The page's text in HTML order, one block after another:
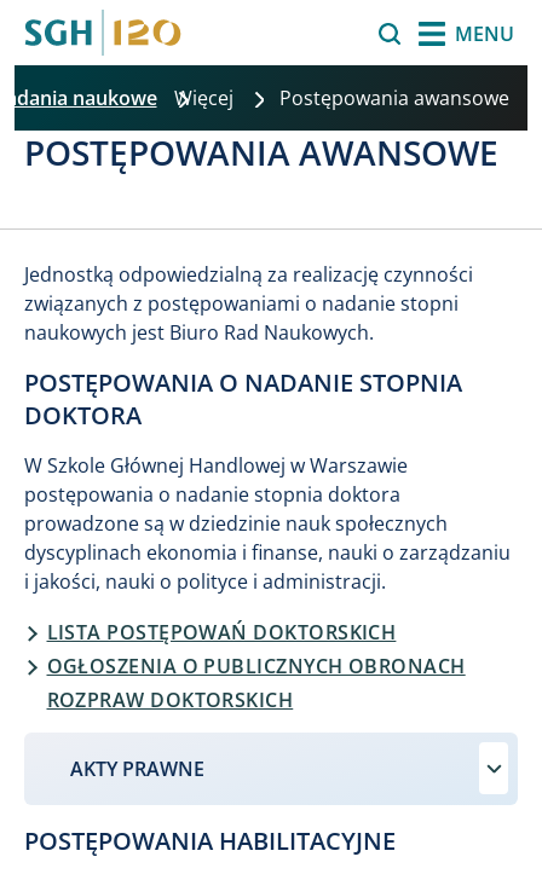
MENU
naukowe Więcej Postępowania awansowe
POSTĘPOWANIA AWANSOWE
Jednostką odpowiedzialną za realizację czynności
związanych z postępowaniami o nadanie stopni
naukowych jest Biuro Rad Naukowych.
POSTĘPOWANIA O NADANIE STOPNIA
DOKTORA
W Szkole Głównej Handlowej w Warszawie
postępowania o nadanie stopnia doktora
prowadzone są w dziedzinie nauk społecznych
dyscyplinach ekonomia i finanse, nauki o zarządzaniu
i jakości, nauki o polityce i administracji.
LISTA POSTĘPOWAŃ DOKTORSKICH
OGŁOSZENIA O PUBLICZNYCH OBRONACH
ROZPRAW DOKTORSKICH
AKTY PRAWNE
POSTĘPOWANIA HABILITACYJNE